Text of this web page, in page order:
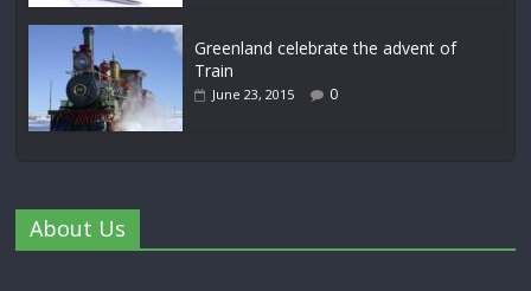
Greenland celebrate the advent of
Train
June 23, 2015 0
About Us